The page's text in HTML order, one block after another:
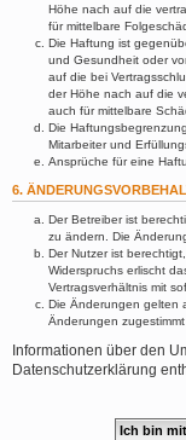
Höhe nach auf die
für mittelbare
Die Haftung ist
und Gesundheit oder
auf die bei
der Höhe nach auf die
auch für mittelbare
Die
Mitarbeiter und
Ansprüche für eine
6.
Der Betreiber ist
zu ändern. Die
Der Nutzer ist
Widerspruchs erlischt
Vertragsverhältnis mit
Die Änderungen gelten
Änderungen zugestimmt
Informationen über den
Datenschutzerklärung